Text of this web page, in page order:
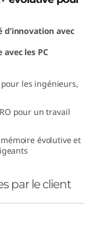
avec
les PC
les ingénieurs,
pour un travail
évolutive et
par le client